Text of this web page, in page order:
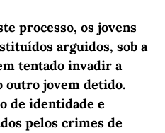
processo, os jovens
arguidos, sob a
tentado invadir a
outro jovem detido.
de identidade e
pelos crimes de